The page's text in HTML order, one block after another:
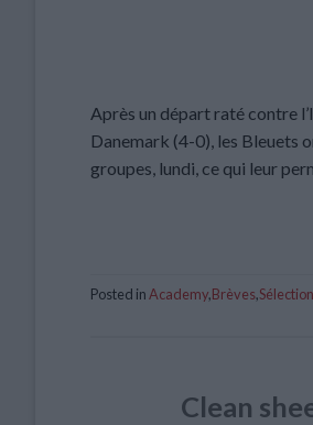
Après un départ raté contre
Danemark (4-0), les Bleuets
groupes, lundi, ce qui leur
Posted inAcademy,Brèves,
Clean